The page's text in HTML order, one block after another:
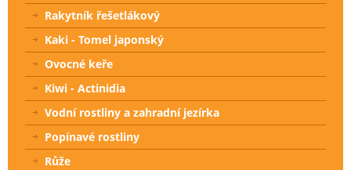
Rakytník řešetlákový
Kaki - Tomel japonský
Ovocné keře
Kiwi - Actinidia
Vodní rostliny a zahradní jezírka
Popínavé rostliny
Růže